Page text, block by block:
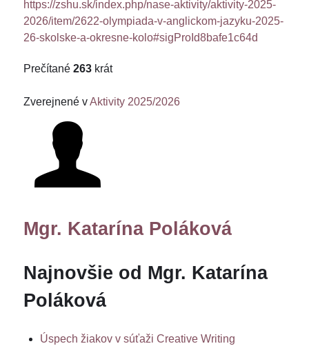
https://zshu.sk/index.php/nase-aktivity/aktivity-2025-
2026/item/2622-olympiada-v-anglickom-jazyku-2025-
26-skolske-a-okresne-kolo#sigProId8bafe1c64d
Prečítané 263 krát
Zverejnené vAktivity 2025/2026
Mgr. Katarína Poláková
Najnovšie od Mgr. Katarína
Poláková
Úspech žiakov v súťaži Creative Writing